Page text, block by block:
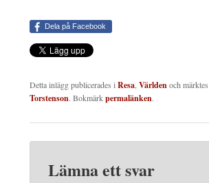
Dela på Facebook
Detta inlägg publicerades iResa,Världenoch märktes
Torstenson. Bokmärkpermalänken.
Lämna ett svar